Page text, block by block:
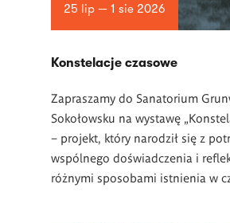
25 lip — 1 sie 2026
Konstelacje czasowe
Zapraszamy do Sanatorium
Sokołowsku na wystawę
– projekt, który narodził się z
wspólnego doświadczenia i
różnymi sposobami istnienia w